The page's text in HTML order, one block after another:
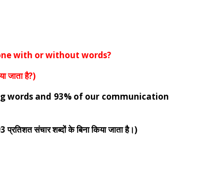
with or without words?
जाता है?)
words and 93% of our communication
प्रतिशत संचार शब्दों के बिना किया जाता है।)